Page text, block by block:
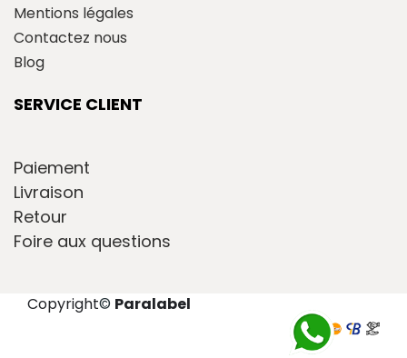
Mentions légales
Contactez nous
Blog
SERVICE CLIENT
Paiement
Livraison
Retour
Foire aux questions
Copyright© Paralabel